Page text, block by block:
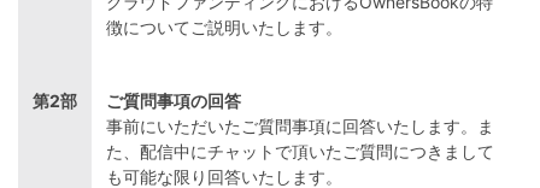
徴についてご説明いたします。
第2部
ご質問事項の回答
事前にいただいたご質問事項に回答いたします。ま
た、配信中にチャットで頂いたご質問につきまして
も可能な限り回答いたします。